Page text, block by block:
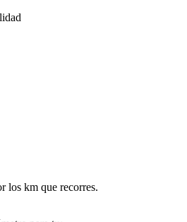
los km que recorres.